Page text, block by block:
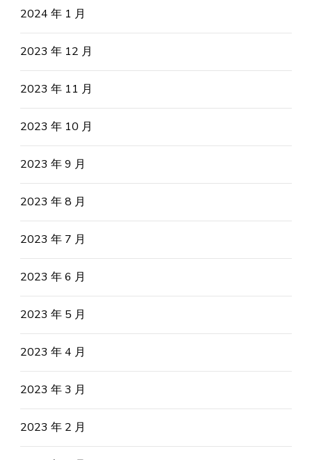
2024 年 1 月
2023 年 12 月
2023 年 11 月
2023 年 10 月
2023 年 9 月
2023 年 8 月
2023 年 7 月
2023 年 6 月
2023 年 5 月
2023 年 4 月
2023 年 3 月
2023 年 2 月